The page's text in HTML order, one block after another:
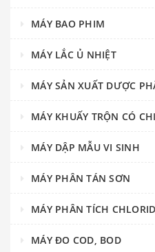
MÁY BAO PHIM
MÁY LẮC Ủ NHIỆT
MÁY SẢN XUẤT DƯỢC
MÁY KHUẤY TRỘN CÓ
MÁY DẬP MẪU VI SINH
MÁY PHÂN TÁN SƠN
MÁY PHÂN TÍCH
MÁY ĐO COD, BOD